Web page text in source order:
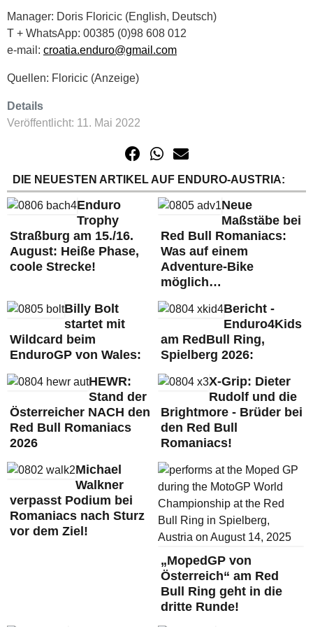
Manager: Doris Floricic (English, Deutsch)
T + WhatsApp: 00385 (0)98 608 012
e-mail: croatia.enduro@gmail.com
Quellen: Floricic (Anzeige)
Details
Veröffentlicht: 11. Mai 2022
DIE NEUESTEN ARTIKEL AUF ENDURO-AUSTRIA:
Enduro
Trophy
Straßburg am 15./16.
August: Heiße Phase,
coole Strecke!
Neue
Maßstäbe bei
Red Bull Romaniacs:
Was auf einem
Adventure-Bike
möglich…
Billy Bolt
startet mit
Wildcard beim
EnduroGP von Wales:
Bericht -
Enduro4Kids
am RedBull Ring,
Spielberg 2026:
HEWR:
Stand der
Österreicher NACH den
Red Bull Romaniacs
2026
X-Grip: Dieter
Rudolf und die
Brightmore - Brüder bei
den Red Bull
Romaniacs!
Michael
Walkner
verpasst Podium bei
Romaniacs nach Sturz
vor dem Ziel!
„MopedGP von
Österreich“ am Red
Bull Ring geht in die
dritte Runde!